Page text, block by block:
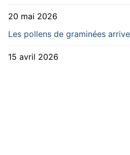
20 mai 2026
Les pollens de graminées
15 avril 2026